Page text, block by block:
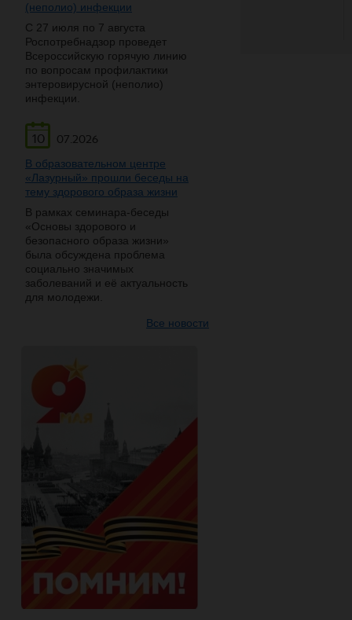
(неполио) инфекции
С 27 июля по 7 августа
Роспотребнадзор проведет
Всероссийскую горячую линию
по вопросам профилактики
энтеровирусной (неполио)
инфекции.
10
07.2026
В образовательном центре
«Лазурный» прошли беседы на
тему здорового образа жизни
В рамках семинара-беседы
«Основы здорового и
безопасного образа жизни»
была обсуждена проблема
социально значимых
заболеваний и её актуальность
для молодежи.
Все новости